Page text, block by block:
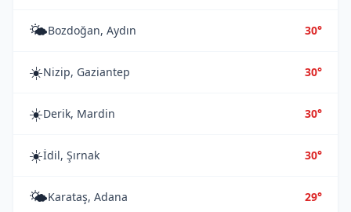
🌤️Bozdoğan, Aydın 30°
☀️Nizip, Gaziantep 30°
☀️Derik, Mardin 30°
☀️İdil, Şırnak 30°
🌤️Karataş, Adana 29°